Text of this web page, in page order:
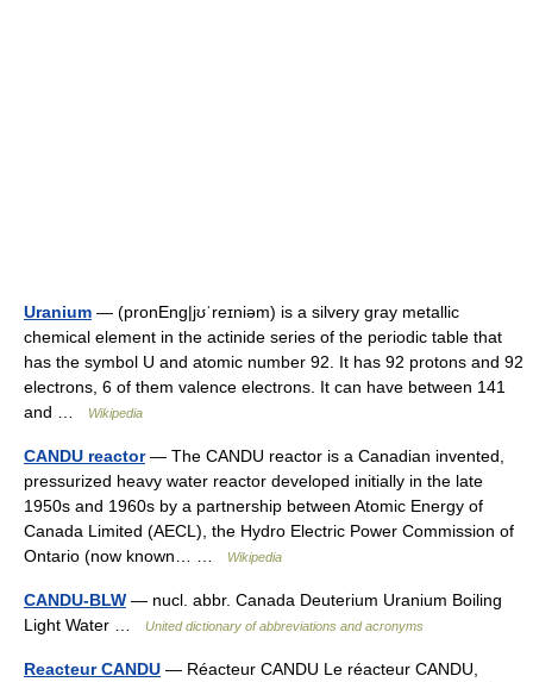
Uranium — (pronEng|jʊˈreɪniəm) is a silvery gray metallic
chemical element in the actinide series of the periodic table that
has the symbol U and atomic number 92. It has 92 protons and 92
electrons, 6 of them valence electrons. It can have between 141
and …
Wikipedia
CANDU reactor— The CANDU reactor is a Canadian invented,
pressurized heavy water reactor developed initially in the late
1950s and 1960s by a partnership between Atomic Energy of
Canada Limited (AECL), the Hydro Electric Power Commission of
Ontario (now known… …
Wikipedia
CANDU-BLW — nucl. abbr. Canada Deuterium Uranium Boiling
Light Water …
United dictionary of abbreviations and acronyms
Reacteur CANDU — Réacteur CANDU Le réacteur CANDU,